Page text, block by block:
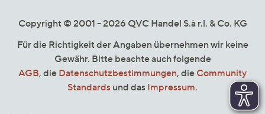
Copyright © 2001 - 2026 QVC Handel S.à r.l. & Co. KG
Für die Richtigkeit der Angaben übernehmen wir keine
Gewähr. Bitte beachte auch folgende
AGB, die Datenschutzbestimmungen, die Community
Standards und das Impressum.